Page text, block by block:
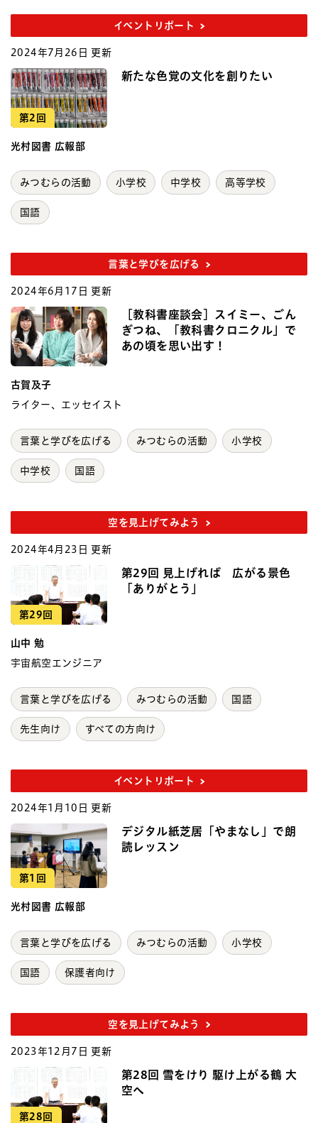
イベントリポート
2024年7月26日 更新
第2回
新たな色覚の文化を創りたい
光村図書 広報部
みつむらの活動 小学校 中学校 高等学校
国語
言葉と学びを広げる
2024年6月17日 更新
［教科書座談会］スイミー、ごん
ぎつね、「教科書クロニクル」で
あの頃を思い出す！
古賀及子
ライター、エッセイスト
言葉と学びを広げる みつむらの活動 小学校
中学校 国語
空を見上げてみよう
2024年4月23日 更新
第29回
第29回 見上げれば 広がる景色
「ありがとう」
山中 勉
宇宙航空エンジニア
言葉と学びを広げる みつむらの活動 国語
先生向け すべての方向け
イベントリポート
2024年1月10日 更新
第1回
デジタル紙芝居「やまなし」で朗
読レッスン
光村図書 広報部
言葉と学びを広げる みつむらの活動 小学校
国語 保護者向け
空を見上げてみよう
2023年12月7日 更新
第28回
第28回 雪をけり 駆け上がる鶴 大
空へ